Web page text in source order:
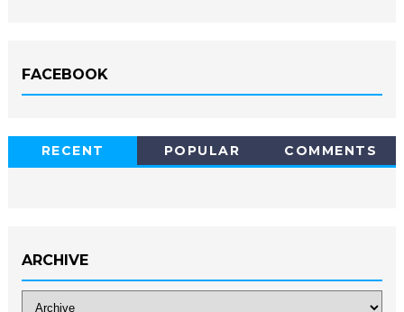
FACEBOOK
RECENT POPULAR COMMENTS
ARCHIVE